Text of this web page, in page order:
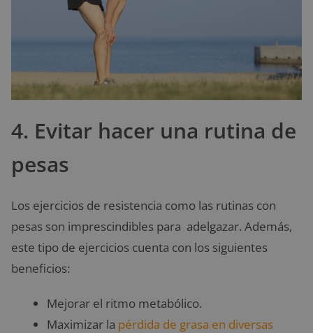
4. Evitar hacer una rutina de
pesas
Los ejercicios de resistencia como las rutinas con
pesas son imprescindibles para adelgazar. Además,
este tipo de ejercicios cuenta con los siguientes
beneficios:
Mejorar el ritmo metabólico.
Maximizar la pérdida de grasa en diversas